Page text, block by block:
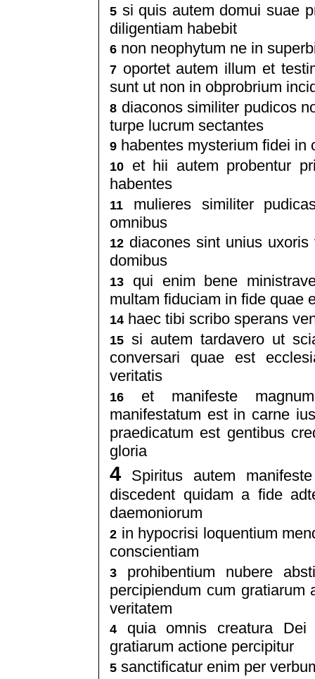
5 si quis autem domui suae
diligentiam habebit
6 non neophytum ne in
7 oportet autem illum et
sunt ut non in obprobrium
8 diaconos similiter pudicos
turpe lucrum sectantes
9 habentes mysterium fidei in
10
et hii autem probentur
habentes
11
mulieres similiter
omnibus
12 diacones sint unius
domibus
13
qui enim bene
multam fiduciam in fide quae
14 haec tibi scribo sperans
15 si autem tardavero ut
conversari quae est
veritatis
16
et manifeste
manifestatum est in carne
praedicatum est gentibus
gloria
4 Spiritus autem
discedent quidam a fide
daemoniorum
2 in hypocrisi loquentium
conscientiam
3
prohibentium nubere
percipiendum cum
veritatem
4
quia omnis creatura
gratiarum actione percipitur
5 sanctificatur enim per